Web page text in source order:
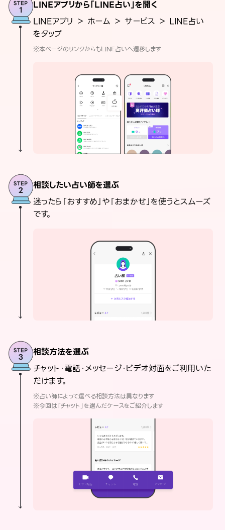
LINEアプリから「LINE占い」を開く
LINEアプリ ＞ ホーム ＞ サービス ＞ LINE占い
をタップ
※本ページのリンクからもLINE占いへ遷移します
相談したい占い師を選ぶ
迷ったら「おすすめ」や「おまかせ」を使うとスムーズ
です。
相談方法を選ぶ
チャット・電話・メッセージ・ビデオ対面をご利用いた
だけます。
※占い師によって選べる相談方法は異なります
※今回は「チャット」を選んだケースをご紹介します